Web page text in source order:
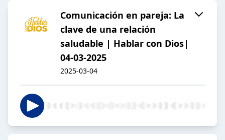
Comunicación en pareja: La
clave de una relación
saludable | Hablar con Dios|
04-03-2025
2025-03-04